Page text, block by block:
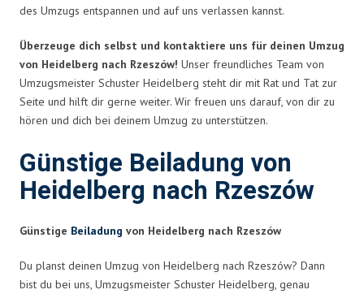
des Umzugs entspannen und auf uns verlassen kannst.
Überzeuge dich selbst und kontaktiere uns für deinen Umzug
von Heidelberg nach Rzeszów! Unser freundliches Team von
Umzugsmeister Schuster Heidelberg steht dir mit Rat und Tat zur
Seite und hilft dir gerne weiter. Wir freuen uns darauf, von dir zu
hören und dich bei deinem Umzug zu unterstützen.
Günstige Beiladung von
Heidelberg nach Rzeszów
Günstige Beiladung von Heidelberg nach Rzeszów
Du planst deinen Umzug von Heidelberg nach Rzeszów? Dann
bist du bei uns, Umzugsmeister Schuster Heidelberg, genau